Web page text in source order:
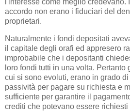
l'interesse come meglio credevano.
accordo non erano i fiduciari del
proprietari.
Naturalmente i fondi depositati
il capitale degli orafi ed appresero
improbabile che i depositanti
loro fondi tutti in una volta. Pertanto
cui si sono evoluti, erano in grado
passività per pagare su richiesta e
sufficiente per garantire il
crediti che potevano essere